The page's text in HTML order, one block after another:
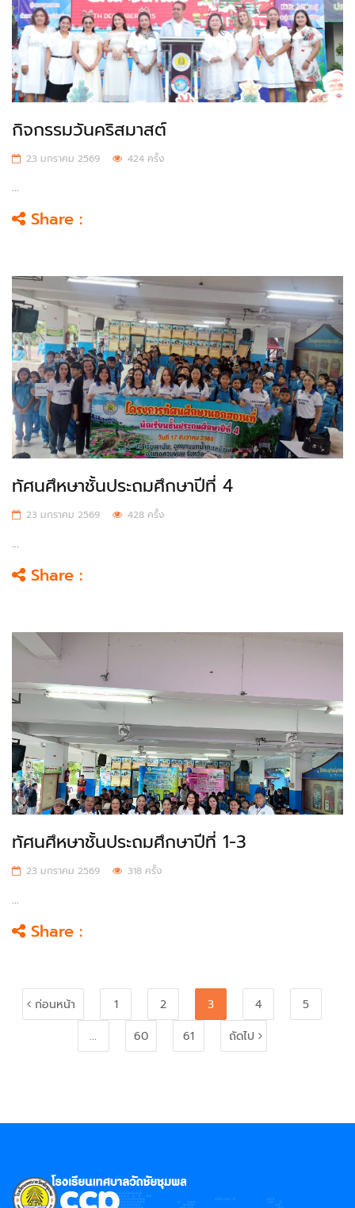
กิจกรรมวันคริสมาสต์
23 มกราคม 2569 424 ครั้ง
...
Share :
ทัศนศึหษาชั้นประถมศึกษาปีที่ 4
23 มกราคม 2569 428 ครั้ง
...
Share :
ทัศนศึหษาชั้นประถมศึกษาปีที่ 1-3
23 มกราคม 2569 318 ครั้ง
...
Share :
ก่อนหน้า 1 2 3 4
5
...
60 61 ถัดไป